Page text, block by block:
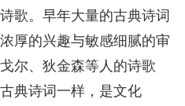
歌。早年大量的古典诗词
厚的兴趣与敏感细腻的审
尔、狄金森等人的诗歌
典诗词一样，是文化